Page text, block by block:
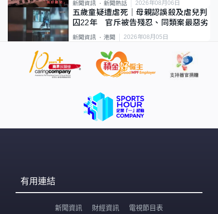
新聞資訊 新聞熱話 2026年08月06日
五歲童疑遭虐死｜母親認誤殺及虐兒判
囚22年 官斥被告殘忍、同類案最惡劣
新聞資訊 港聞 2026年08月05日
有用連結
新聞資訊 財經資訊 電視節目表